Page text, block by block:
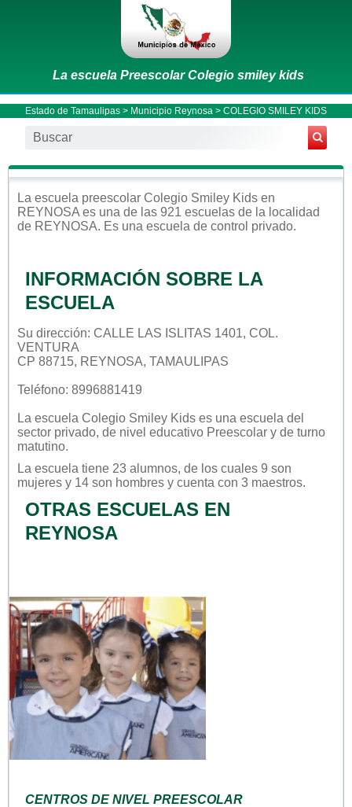
La escuela Preescolar Colegio smiley kids
Estado de Tamaulipas > Municipio Reynosa > COLEGIO SMILEY KIDS
La escuela preescolar Colegio Smiley Kids en
REYNOSA es una de las 921 escuelas de la localidad
de REYNOSA. Es una escuela de control privado.
INFORMACIÓN SOBRE LA
ESCUELA
Su dirección: CALLE LAS ISLITAS 1401, COL.
VENTURA
CP 88715, REYNOSA, TAMAULIPAS
Teléfono: 8996881419
La escuela Colegio Smiley Kids es una escuela del
sector privado, de nivel educativo Preescolar y de turno
matutino.
La escuela tiene 23 alumnos, de los cuales 9 son
mujeres y 14 son hombres y cuenta con 3 maestros.
OTRAS ESCUELAS EN
REYNOSA
CENTROS DE NIVEL PREESCOLAR